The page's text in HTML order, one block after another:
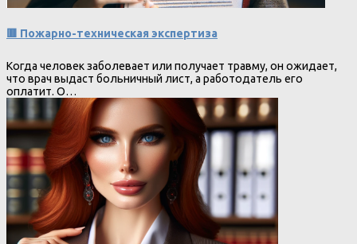
🟥 Пожарно-техническая экспертиза
Когда человек заболевает или получает травму, он ожидает,
что врач выдаст больничный лист, а работодатель его
оплатит. О…